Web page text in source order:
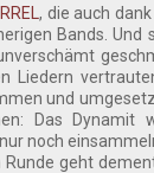
, die auch
Bands.
unverschämt
Liedern
und
Das
noch
geht